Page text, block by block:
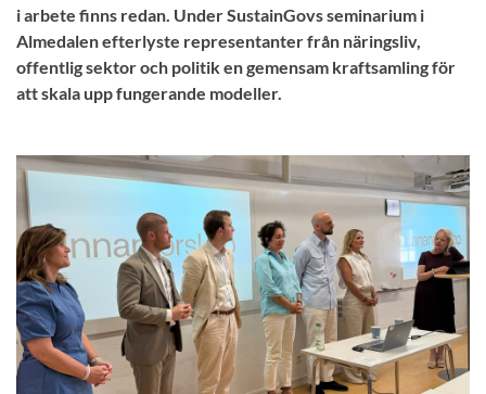
i arbete finns redan. Under SustainGovs seminarium i
Almedalen efterlyste representanter från näringsliv,
offentlig sektor och politik en gemensam kraftsamling för
att skala upp fungerande modeller.